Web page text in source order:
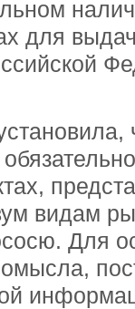
для
видам
Для